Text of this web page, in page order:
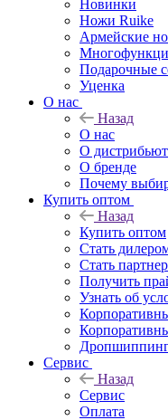
Новинки
Ножи Ruike
Армейские
Подарочные
Уценка
О нас
Назад
О нас
О
О бренде
Почему
Купить оптом
Назад
Купить оптом
Стать
Стать
Получить
Узнать об
Сервис
Назад
Сервис
Оплата